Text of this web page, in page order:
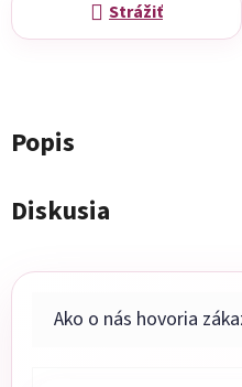
Strážiť
Popis
Diskusia